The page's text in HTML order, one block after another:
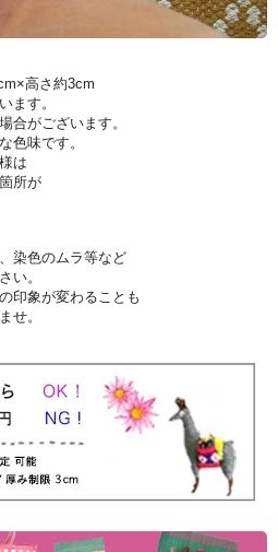
高さ約3cm
ます。
合がございます。
色味です。
は
所が
染色のムラ等など
い。
印象が変わることも
せ。